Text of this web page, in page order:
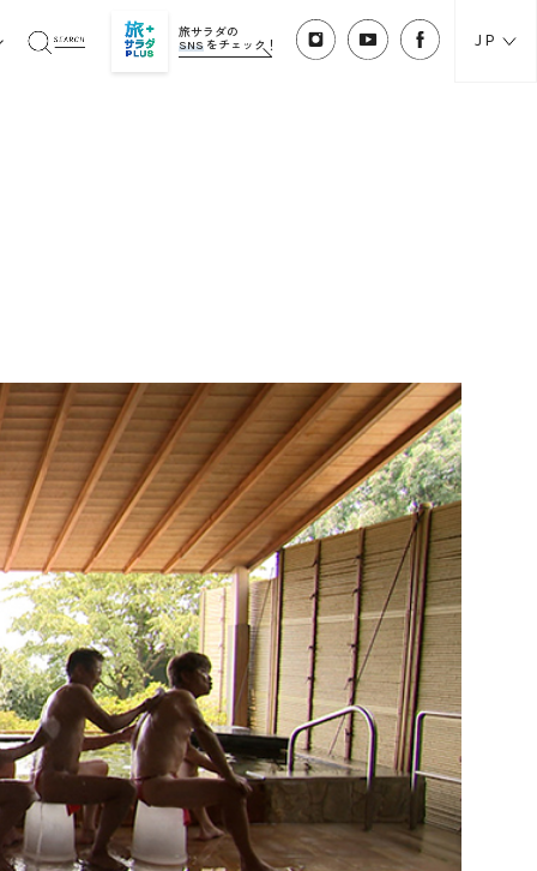
旅サラダの
SNS をチェック！ JP